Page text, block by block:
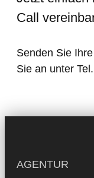
Call
Senden Sie
Sie an unter
AGENTUR